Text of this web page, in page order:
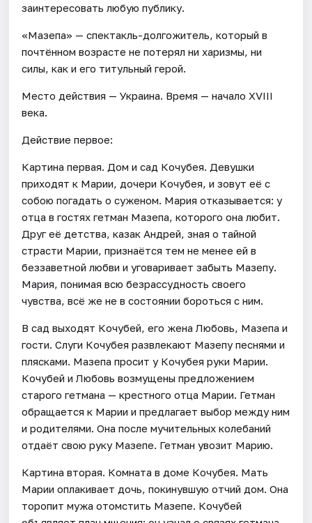
заинтересовать любую публику.
«Мазепа» — спектакль-долгожитель, который в
почтённом возрасте не потерял ни харизмы, ни
силы, как и его титульный герой.
Место действия — Украина. Время — начало XVIII
века.
Действие первое:
Картина первая. Дом и сад Кочубея. Девушки
приходят к Марии, дочери Кочубея, и зовут её с
собою погадать о суженом. Мария отказывается: у
отца в гостях гетман Мазепа, которого она любит.
Друг её детства, казак Андрей, зная о тайной
страсти Марии, признаётся тем не менее ей в
беззаветной любви и уговаривает забыть Мазепу.
Мария, понимая всю безрассудность своего
чувства, всё же не в состоянии бороться с ним.
В сад выходят Кочубей, его жена Любовь, Мазепа и
гости. Слуги Кочубея развлекают Мазепу песнями и
плясками. Мазепа просит у Кочубея руки Марии.
Кочубей и Любовь возмущены предложением
старого гетмана — крестного отца Марии. Гетман
обращается к Марии и предлагает выбор между ним
и родителями. Она после мучительных колебаний
отдаёт свою руку Мазепе. Гетман увозит Марию.
Картина вторая. Комната в доме Кочубея. Мать
Марии оплакивает дочь, покинувшую отчий дом. Она
торопит мужа отомстить Мазепе. Кочубей